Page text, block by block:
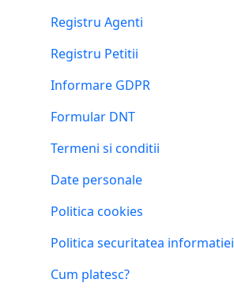
Registru Agenti
Registru Petitii
Informare GDPR
Formular DNT
Termeni si conditii
Date personale
Politica cookies
Politica securitatea informatiei
Cum platesc?